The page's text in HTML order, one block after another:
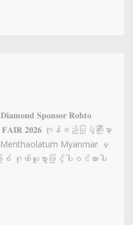
𝐒𝐩𝐨𝐧𝐬𝐨𝐫 𝐑𝐨𝐡𝐭𝐨
𝟐𝟎𝟐𝟔 ကုန်စည်ပြပွဲကြီးမှာ
Myanmar မှ
ြစ် ဂုဏ်ယူစွာဖြင့်ပါဝင်ထားပါ